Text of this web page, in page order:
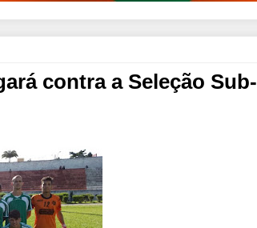
contra a Seleção Sub-